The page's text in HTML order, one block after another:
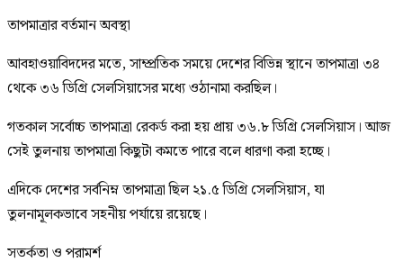
তাপমাত্রার বর্তমান অবস্থা
আবহাওয়াবিদদের মতে, সাম্প্রতিক সময়ে দেশের বিভিন্ন স্থানে তাপমাত্রা ৩৪
থেকে ৩৬ ডিগ্রি সেলসিয়াসের মধ্যে ওঠানামা করছিল।
গতকাল সর্বোচ্চ তাপমাত্রা রেকর্ড করা হয় প্রায় ৩৬.৮ ডিগ্রি সেলসিয়াস। আজ
সেই তুলনায় তাপমাত্রা কিছুটা কমতে পারে বলে ধারণা করা হচ্ছে।
এদিকে দেশের সর্বনিম্ন তাপমাত্রা ছিল ২১.৫ ডিগ্রি সেলসিয়াস, যা
তুলনামূলকভাবে সহনীয় পর্যায়ে রয়েছে।
সতর্কতা ও পরামর্শ